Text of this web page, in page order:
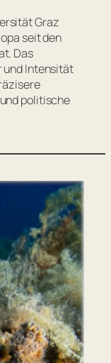
Graz
seit den
Das
und Intensität
politische